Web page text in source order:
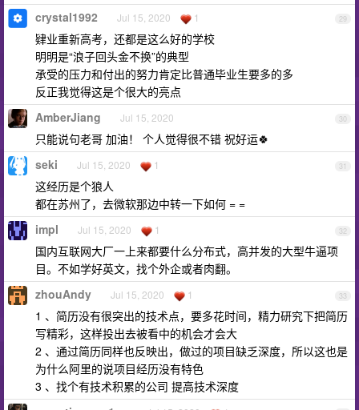
29
crystal1992 Jul 15, 2020 1
肄业重新高考，还都是这么好的学校
明明是“浪子回头金不换”的典型
承受的压力和付出的努力肯定比普通毕业生要多的多
反正我觉得这是个很大的亮点
30
AmberJiang Jul 15, 2020
只能说句老哥 加油！ 个人觉得很不错 祝好运🍀
31
seki Jul 15, 2020 1
这经历是个狼人
都在苏州了，去微软那边中转一下如何 = =
32
impl Jul 15, 2020 1
国内互联网大厂一上来都要什么分布式，高并发的大型牛逼项
目。不如学好英文，找个外企或者肉翻。
33
zhouAndy Jul 15, 2020 1
1 、简历没有很突出的技术点，要多花时间，精力研究下把简历
写精彩，这样投出去被看中的机会才会大
2 、通过简历同样也反映出，做过的项目缺乏深度，所以这也是
为什么阿里的说项目经历没有特色
3 、找个有技术积累的公司 提高技术深度